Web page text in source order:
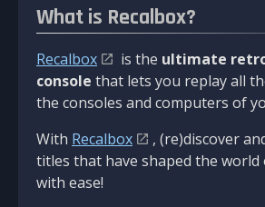
What is Recalbox?
Recalbox is the ultimate
console that lets you replay all
the consoles and computers of
With Recalbox
, (re)discover
titles that have shaped the world
with ease!